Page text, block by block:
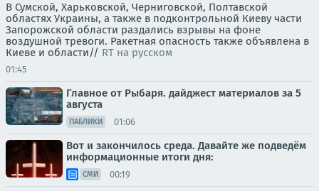
В Сумской, Харьковской, Черниговской, Полтавской
областях Украины, а также в подконтрольной Киеву части
Запорожской области раздались взрывы на фоне
воздушной тревоги. Ракетная опасность также объявлена в
Киеве и области// RT на русском
01:45
Главное от Рыбаря. дайджест материалов за 5
августа
ПАБЛИКИ 01:06
Вот и закончилось среда. Давайте же подведём
информационные итоги дня:
СМИ 00:19